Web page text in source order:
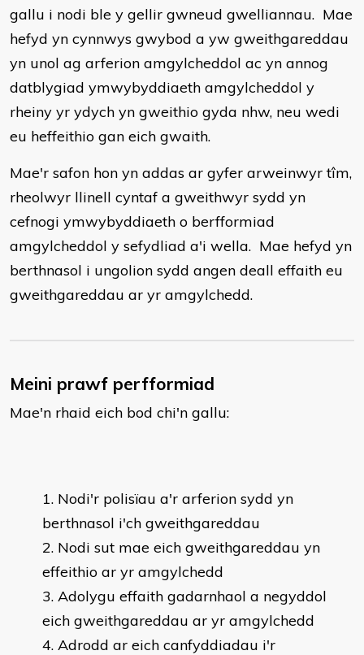
gallu i nodi ble y gellir gwneud gwelliannau. Mae
hefyd yn cynnwys gwybod a yw gweithgareddau
yn unol ag arferion amgylcheddol ac yn annog
datblygiad ymwybyddiaeth amgylcheddol y
rheiny yr ydych yn gweithio gyda nhw, neu wedi
eu heffeithio gan eich gwaith.
Mae'r safon hon yn addas ar gyfer arweinwyr tîm,
rheolwyr llinell cyntaf a gweithwyr sydd yn
cefnogi ymwybyddiaeth o berfformiad
amgylcheddol y sefydliad a'i wella. Mae hefyd yn
berthnasol i ungolion sydd angen deall effaith eu
gweithgareddau ar yr amgylchedd.
Meini prawf perfformiad
Mae'n rhaid eich bod chi'n gallu:
Nodi'r polisïau a'r arferion sydd yn
berthnasol i'ch gweithgareddau
Nodi sut mae eich gweithgareddau yn
effeithio ar yr amgylchedd
Adolygu effaith gadarnhaol a negyddol
eich gweithgareddau ar yr amgylchedd
Adrodd ar eich canfyddiadau i'r